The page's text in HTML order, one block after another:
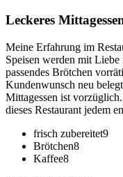
Leckeres
Meine Erfahrung im
Speisen werden mit
passendes Brötchen
Kundenwunsch neu
Mittagessen ist
dieses Restaurant jedem
frisch zubereitet9
Brötchen8
Kaffee8